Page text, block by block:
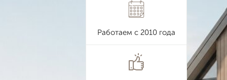
Работаем с 2010 года